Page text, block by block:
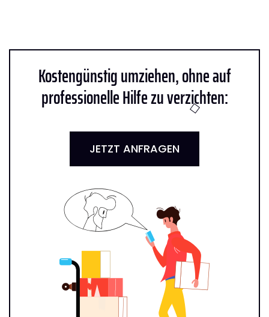
Kostengünstig umziehen, ohne auf
professionelle Hilfe zu verzichten:
JETZT ANFRAGEN